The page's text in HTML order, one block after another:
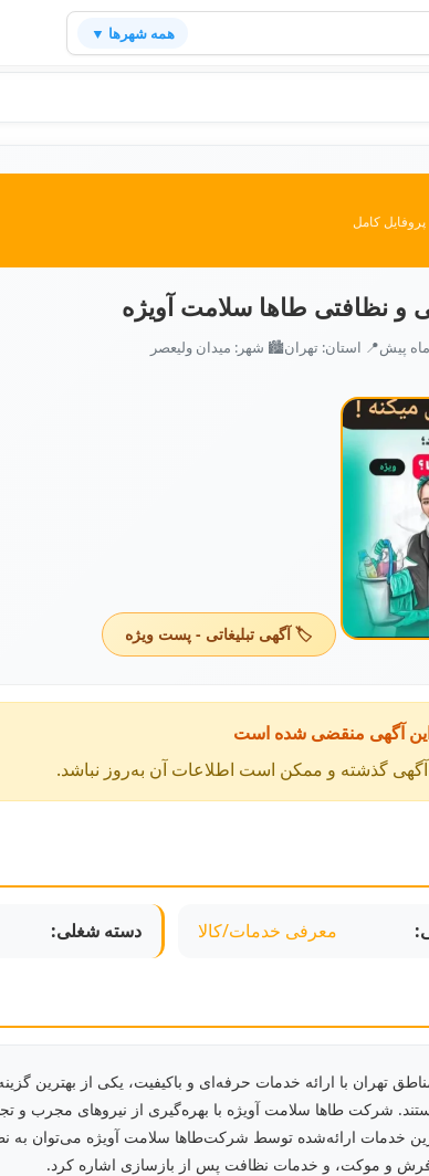
همه شهرها ▼
کامل
نظافتی طاها سلامت آویژه
📍 استان: تهران🏙️ شهر: میدان ولیعصر
🏷️ آگهی تبلیغاتی - پست ویژه
آگهی منقضی شده است
معرفی خدمات/کالا دسته شغلی:
با ارائه خدمات حرفه‌ای و باکیفیت، یکی از بهترین
شرکت‌ طاها سلامت آویژه با بهره‌گیری از نیروهای مجرب و
خدمات ارائه‌شده توسط شرکت‌طاها سلامت آویژه می‌توان به
و موکت، و خدمات نظافت پس از بازسازی اشاره کرد.